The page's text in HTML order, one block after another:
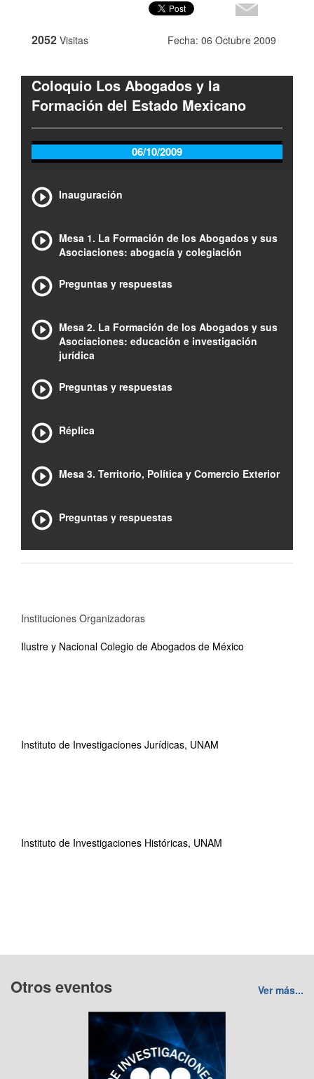
2052 Visitas Fecha: 06 Octubre 2009
Coloquio Los Abogados y la
Formación del Estado Mexicano
06/10/2009
Inauguración
Mesa 1. La Formación de los Abogados y sus
Asociaciones: abogacía y colegiación
Preguntas y respuestas
Mesa 2. La Formación de los Abogados y sus
Asociaciones: educación e investigación
jurídica
Preguntas y respuestas
Réplica
Mesa 3. Territorio, Política y Comercio Exterior
Preguntas y respuestas
Instituciones Organizadoras
Ilustre y Nacional Colegio de Abogados de México
Instituto de Investigaciones Jurídicas, UNAM
Instituto de Investigaciones Históricas, UNAM
Otros eventos Ver más...